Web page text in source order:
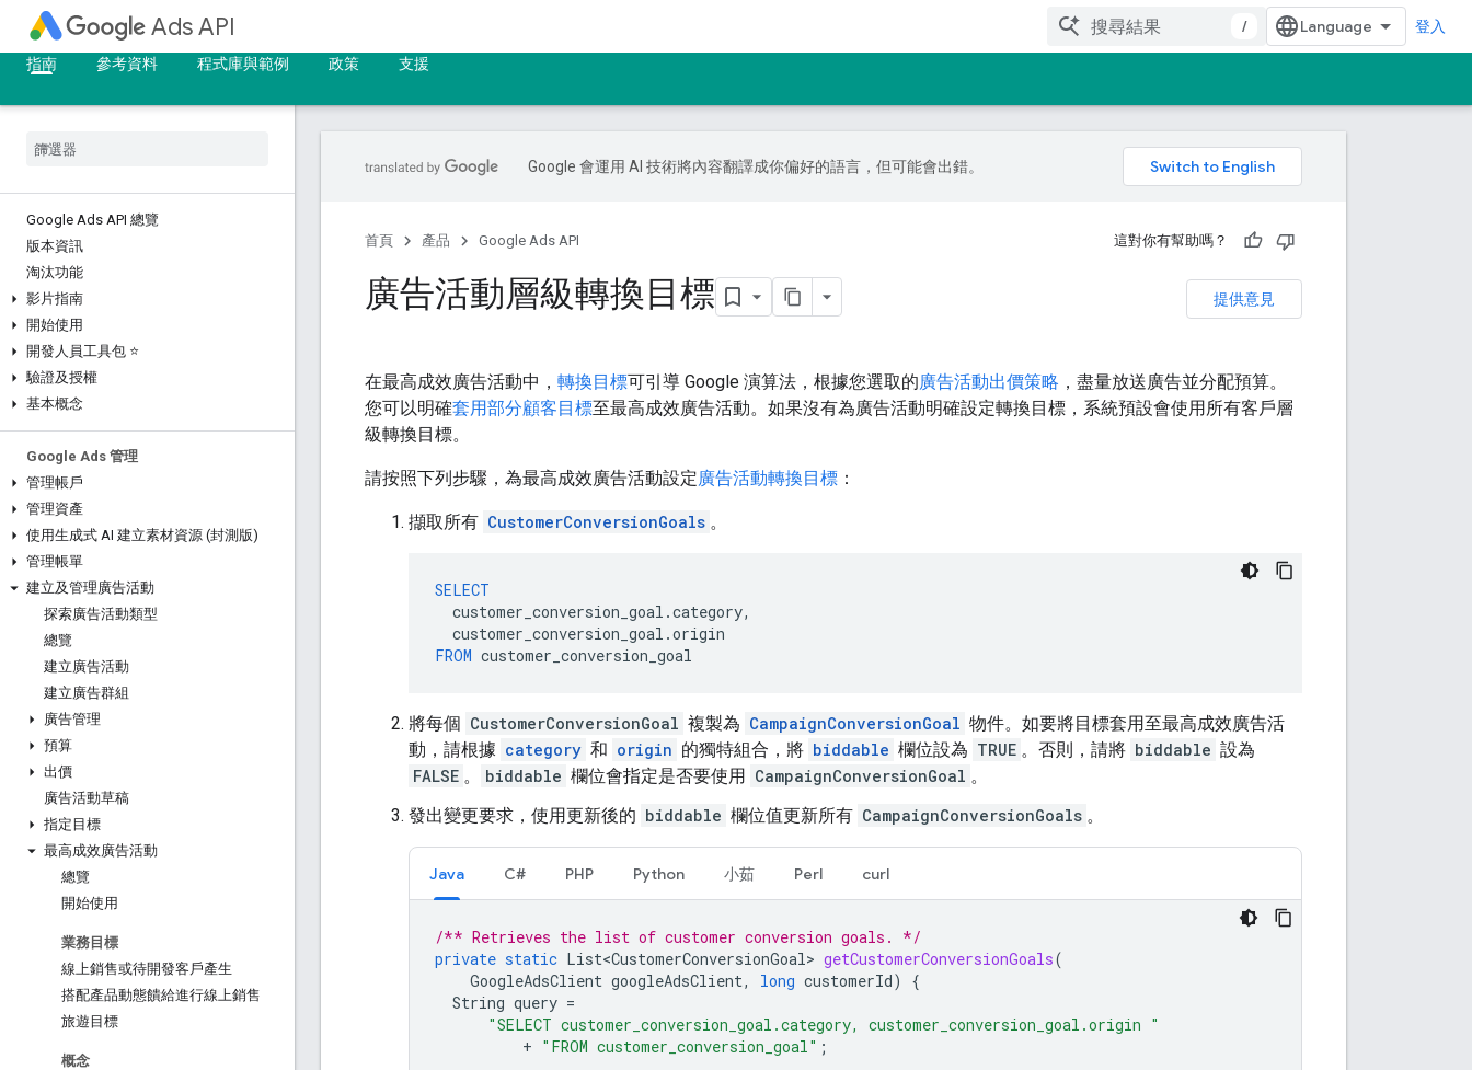
Ads API / 登入
指南 參考資料 程式庫與範例 政策 支援
Google Ads API 總覽
版本資訊
淘汰功能
影片指南
開始使用
開發人員工具包 ⭐
驗證及授權
基本概念
Google Ads 管理
管理帳戶
管理資產
使用生成式 AI 建立素材資源 (封測版)
管理帳單
建立及管理廣告活動
探索廣告活動類型
總覽
建立廣告活動
建立廣告群組
廣告管理
預算
出價
廣告活動草稿
指定目標
最高成效廣告活動
總覽
開始使用
業務目標
線上銷售或待開發客戶產生
搭配產品動態饋給進行線上銷售
旅遊目標
概念
Google 會運用 AI 技術將內容翻譯成你偏好的語言，但可能會出錯。
首頁 產品 Google Ads API 這對你有幫助嗎？
提供意見
廣告活動層級轉換目標
在最高成效廣告活動中， 轉換目標可引導 Google 演算法，根據您選取的廣告活動出價策略 ，盡量放送廣告並分配預算。
您可以明確套用部分顧客目標至最高成效廣告活動。如果沒有為廣告活動明確設定轉換目標，系統預設會使用所有客戶層
級轉換目標。
請按照下列步驟，為最高成效廣告活動設定廣告活動轉換目標 ：
擷取所有 CustomerConversionGoals 。
SELECT
customer_conversion_goal .category,
customer_conversion_goal .origin
FROM customer_conversion_goal
將每個 CustomerConversionGoal 複製為 CampaignConversionGoal 物件。如要將目標套用至最高成效廣告活
動，請根據 category 和 origin 的獨特組合，將 biddable 欄位設為 TRUE 。否則，請將 biddable 設為
FALSE 。 biddable 欄位會指定是否要使用 CampaignConversionGoal 。
發出變更要求，使用更新後的 biddable 欄位值更新所有 CampaignConversionGoals 。
Java C# PHP Python 小茹 Perl curl
/** Retrieves the list of customer conversion goals. */
private static List<CustomerConversionGoal> getCustomerConversionGoals(
GoogleAdsClient googleAdsClient, long customerId)
{
String query =
"SELECT customer_conversion_goal.category, customer_conversion_goal.origin "
+ "FROM customer_conversion_goal" ;